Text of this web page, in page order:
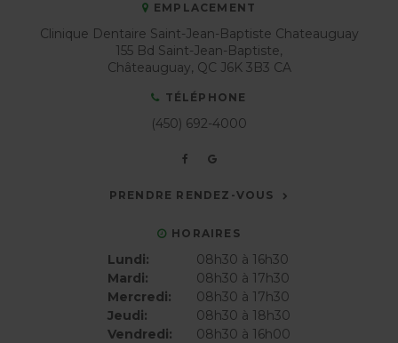
EMPLACEMENT
Clinique Dentaire Saint-Jean-Baptiste Chateauguay
155 Bd Saint-Jean-Baptiste
Châteauguay QC J6K 3B3 CA
TÉLÉPHONE
(450) 692-4000
PRENDRE RENDEZ-VOUS
HORAIRES
Lundi:
08h30 à 16h30
Mardi:
08h30 à 17h30
Mercredi:
08h30 à 17h30
Jeudi:
08h30 à 18h30
Vendredi:
08h30 à 16h00